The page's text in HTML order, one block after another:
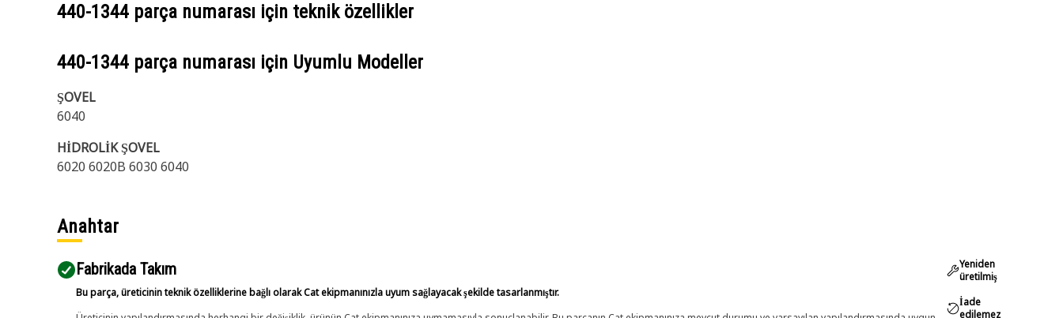
440-1344 parça numarası için teknik özellikler
440-1344 parça numarası için Uyumlu Modeller
ŞOVEL
6040
HİDROLİK ŞOVEL
6020 6020B 6030 6040
Anahtar
Fabrikada Takım
Bu parça, üreticinin teknik özelliklerine bağlı olarak Cat ekipmanınızla uyum sağlayacak şekilde tasarlanmıştır.
Yeniden
üretilmiş
İade
edilemez